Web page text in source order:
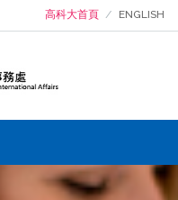
高科大首頁 ENGLISH